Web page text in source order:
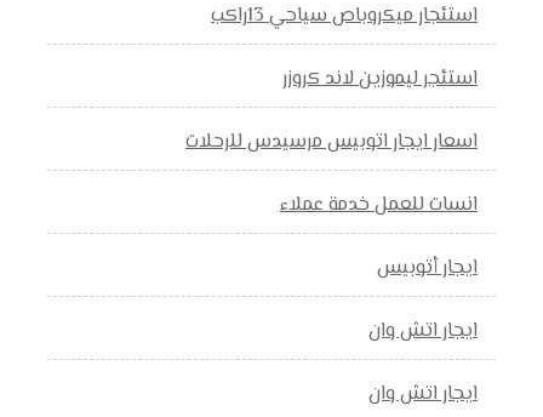
استئجار ميكروباص سياحي 13راكب
استئجر ليموزين لاند كروزر
اسعار ايجار اتوبيس مرسيدس للرحلات
انسات للعمل خدمة عملاء
ايجار أتوبيس
ايجار اتش وان
ايجار اتش وان